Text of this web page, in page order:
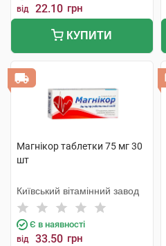
від 22.10 грн
КУПИТИ
Магнікор таблетки 75 мг 30
шт
Київський вітамінний завод
Є в наявності
від 33.50 грн